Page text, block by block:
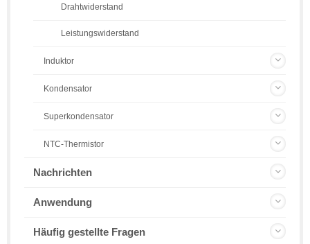
Drahtwiderstand
Leistungswiderstand
Induktor
Kondensator
Superkondensator
NTC-Thermistor
Nachrichten
Anwendung
Häufig gestellte Fragen